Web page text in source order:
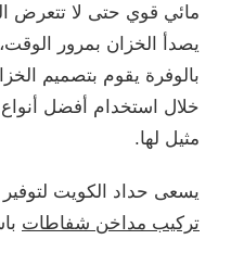
مائي قوي حتى لا تتعرض
يصدأ الخزان بمرور
بالوفرة يقوم بتصميم
خلال استخدام أفضل
مثيل لها.
يسعى حداد الكويت
تركيب مداخن شفاطات